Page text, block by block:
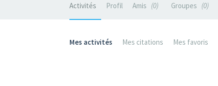
Activités Profil Amis 0 Groupes 0
Mes activités Mes citations Mes favoris